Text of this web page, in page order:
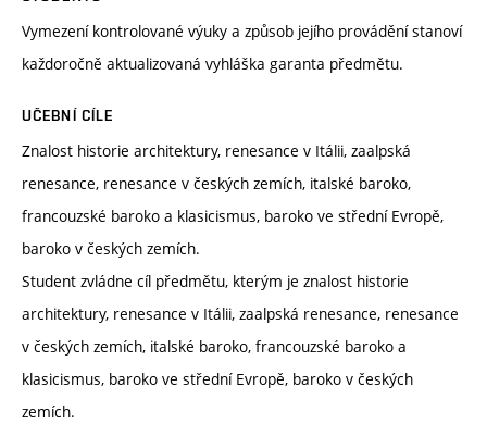
Vymezení kontrolované výuky a způsob jejího provádění stanoví
každoročně aktualizovaná vyhláška garanta předmětu.
UČEBNÍ CÍLE
Znalost historie architektury, renesance v Itálii, zaalpská
renesance, renesance v českých zemích, italské baroko,
francouzské baroko a klasicismus, baroko ve střední Evropě,
baroko v českých zemích.
Student zvládne cíl předmětu, kterým je znalost historie
architektury, renesance v Itálii, zaalpská renesance, renesance
v českých zemích, italské baroko, francouzské baroko a
klasicismus, baroko ve střední Evropě, baroko v českých
zemích.